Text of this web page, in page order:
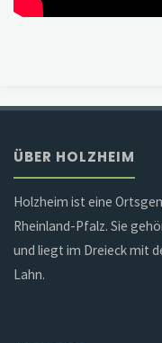
ÜBER HOLZHEIM
Holzheim ist eine
Rheinland-Pfalz. Sie
und liegt im Dreieck mit
Lahn.